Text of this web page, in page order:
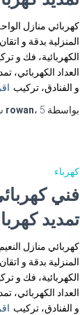
كهربائي منازل
المنزلية بدقة و
الكهربائية، فك و
العداد الكهربائي،
و الفنادق، تركيب
بواسطة
rowan، 5 سنوات
كهرباء
تمديد
كهربائي منازل
المنزلية بدقة و
الكهربائية، فك و
العداد الكهربائي،
و الفنادق، تركيب